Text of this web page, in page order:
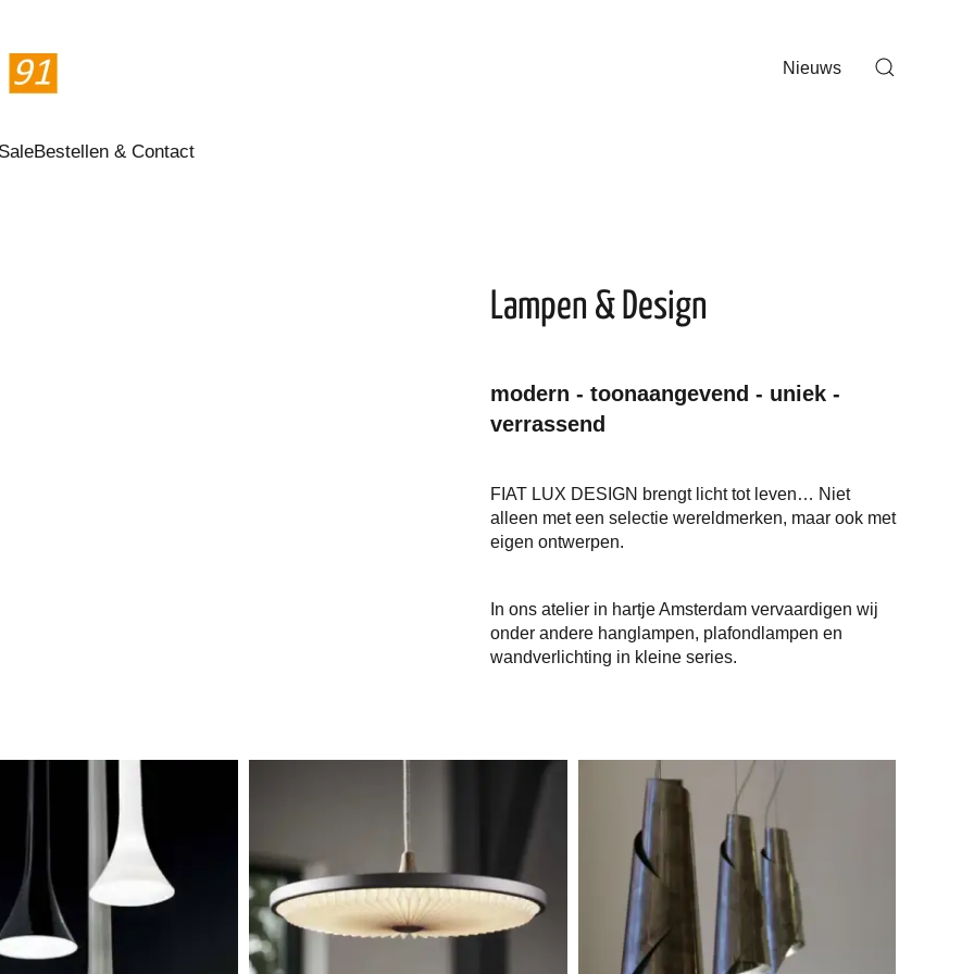
Nieuws
Bestellen & Contact
Lampen & Design
modern - toonaangevend - uniek -
verrassend
FIAT LUX DESIGN brengt licht tot leven… Niet
alleen met een selectie wereldmerken, maar ook met
eigen ontwerpen.
In ons atelier in hartje Amsterdam vervaardigen wij
onder andere hanglampen, plafondlampen en
wandverlichting in kleine series.